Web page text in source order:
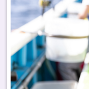
踐場域，提